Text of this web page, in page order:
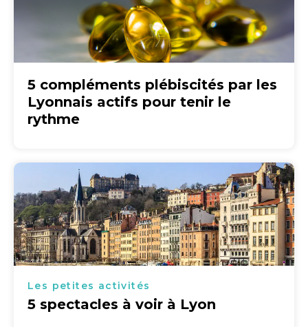
5 compléments plébiscités par les
Lyonnais actifs pour tenir le
rythme
Les petites activités
5 spectacles à voir à Lyon